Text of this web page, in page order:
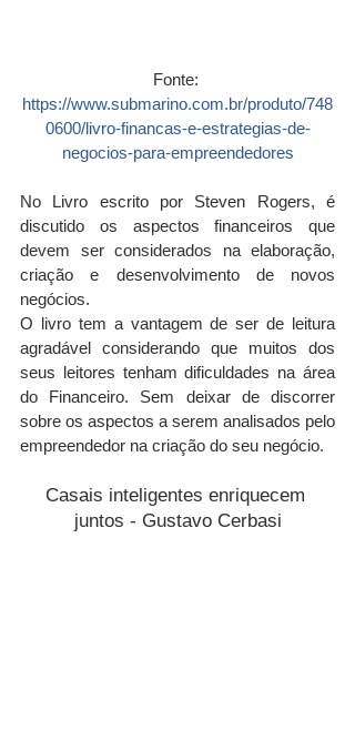
Fonte:
https://www.submarino.com.br/produto/748
0600/livro-financas-e-estrategias-de-
negocios-para-empreendedores
No Livro escrito por Steven Rogers, é
discutido os aspectos financeiros que
devem ser considerados na elaboração,
criação e desenvolvimento de novos
negócios.
O livro tem a vantagem de ser de leitura
agradável considerando que muitos dos
seus leitores tenham dificuldades na área
do Financeiro. Sem deixar de discorrer
sobre os aspectos a serem analisados pelo
empreendedor na criação do seu negócio.
Casais inteligentes enriquecem
juntos - Gustavo Cerbasi